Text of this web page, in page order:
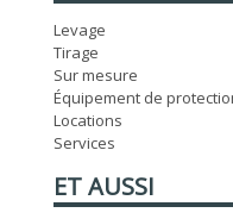
Levage
Tirage
Sur mesure
Équipement de
Locations
Services
ET AUSSI